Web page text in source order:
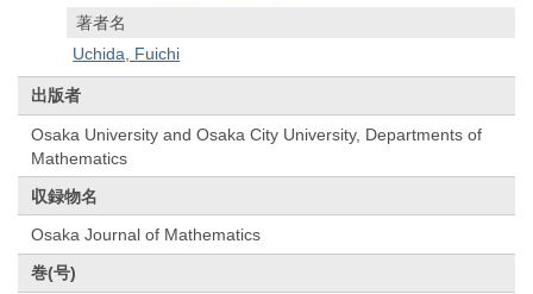
著者名
Uchida, Fuichi
出版者
Osaka University and Osaka City University, Departments of
Mathematics
収録物名
Osaka Journal of Mathematics
巻(号)